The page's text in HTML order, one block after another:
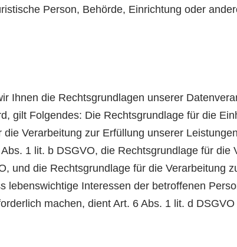
Person, Behörde, Einrichtung oder
Ihnen die Rechtsgrundlagen unserer
gilt Folgendes: Die Rechtsgrundlage für die
Verarbeitung zur Erfüllung unserer
1 lit. b DSGVO, die Rechtsgrundlage für
und die Rechtsgrundlage für die Verarbeitung
lebenswichtige Interessen der betroffenen
machen, dient Art. 6 Abs. 1 lit. d